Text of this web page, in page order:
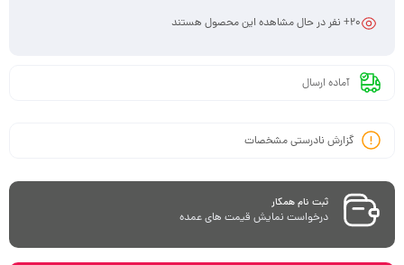
20+ نفر در حال مشاهده این محصول هستند
آماده ارسال
گزارش نادرستی مشخصات
ثبت نام همکار
درخواست نمایش قیمت های عمده